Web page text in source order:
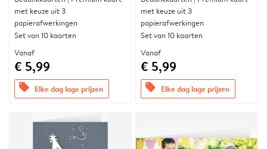
met keuze uit 3
papierafwerkingen
Set van 10 kaarten
Vanaf
€ 5,99
offers Elke dag lage prijzen
met keuze uit 3
papierafwerkingen
Set van 10 kaarten
Vanaf
€ 5,99
offers Elke dag lage prijzen